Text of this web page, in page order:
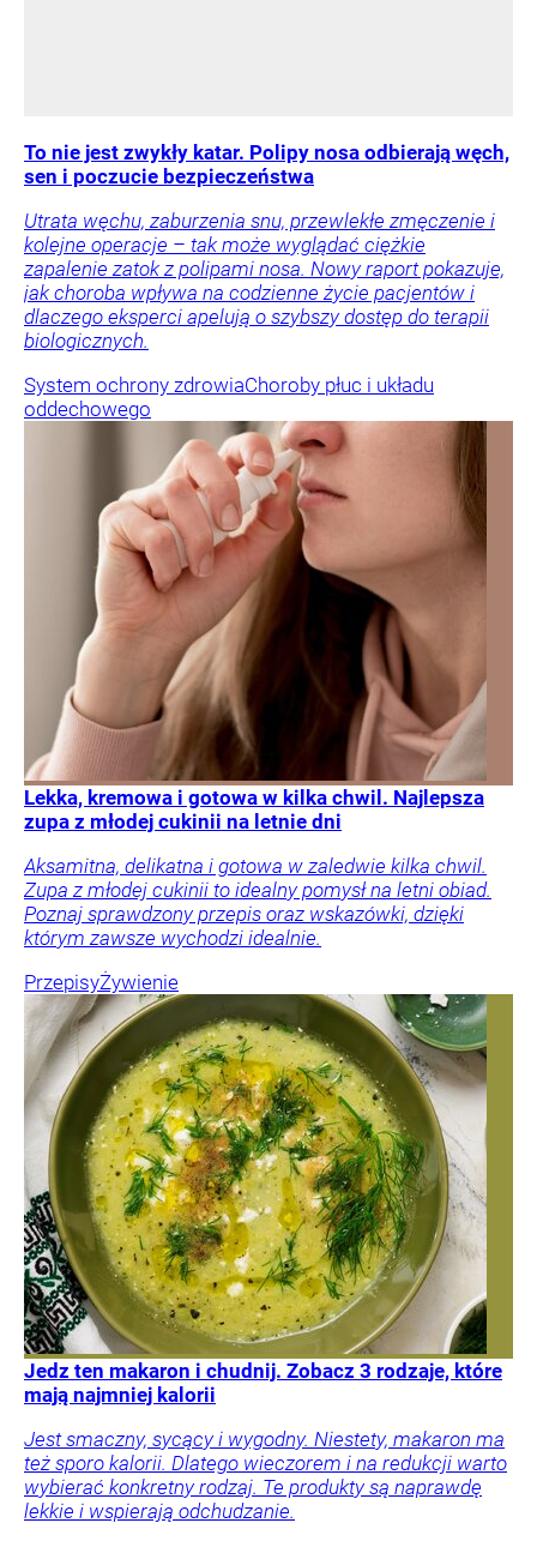
To nie jest zwykły katar. Polipy nosa odbierają węch,
sen i poczucie bezpieczeństwa
Utrata węchu, zaburzenia snu, przewlekłe zmęczenie i
kolejne operacje – tak może wyglądać ciężkie
zapalenie zatok z polipami nosa. Nowy raport pokazuje,
jak choroba wpływa na codzienne życie pacjentów i
dlaczego eksperci apelują o szybszy dostęp do terapii
biologicznych.
System ochrony zdrowiaChoroby płuc i układu
oddechowego
Lekka, kremowa i gotowa w kilka chwil. Najlepsza
zupa z młodej cukinii na letnie dni
Aksamitna, delikatna i gotowa w zaledwie kilka chwil.
Zupa z młodej cukinii to idealny pomysł na letni obiad.
Poznaj sprawdzony przepis oraz wskazówki, dzięki
którym zawsze wychodzi idealnie.
PrzepisyŻywienie
Jedz ten makaron i chudnij. Zobacz 3 rodzaje, które
mają najmniej kalorii
Jest smaczny, sycący i wygodny. Niestety, makaron ma
też sporo kalorii. Dlatego wieczorem i na redukcji warto
wybierać konkretny rodzaj. Te produkty są naprawdę
lekkie i wspierają odchudzanie.